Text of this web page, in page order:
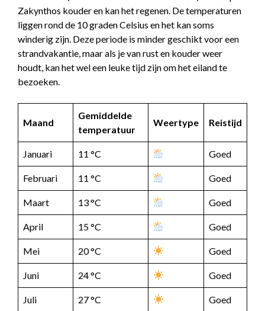
Zakynthos kouder en kan het regenen. De temperaturen
liggen rond de 10 graden Celsius en het kan soms
winderig zijn. Deze periode is minder geschikt voor een
strandvakantie, maar als je van rust en kouder weer
houdt, kan het wel een leuke tijd zijn om het eiland te
bezoeken.
Maand
Gemiddelde
temperatuur
Weertype Reistijd
Januari 11 °C Goed
Februari 11 °C Goed
Maart 13 °C Goed
April 15 °C Goed
Mei 20 °C Goed
Juni 24 °C Goed
Juli 27 °C Goed